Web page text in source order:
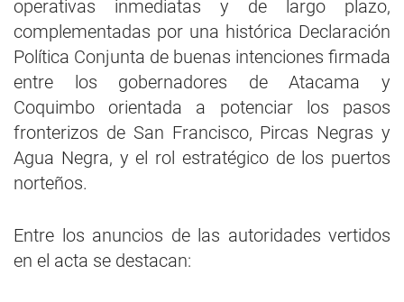
operativas inmediatas y de largo plazo,
complementadas por una histórica Declaración
Política Conjunta de buenas intenciones firmada
entre los gobernadores de Atacama y
Coquimbo orientada a potenciar los pasos
fronterizos de San Francisco, Pircas Negras y
Agua Negra, y el rol estratégico de los puertos
norteños.
Entre los anuncios de las autoridades vertidos
en el acta se destacan: